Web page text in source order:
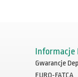
Informacje
Gwarancje